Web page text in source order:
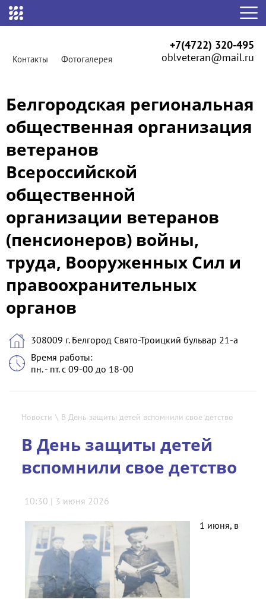
Контакты Фотогалерея
+7(4722) 320-495
oblveteran@mail.ru
Белгородская региональная
общественная организация
ветеранов
Всероссийской
общественной
организации ветеранов
(пенсионеров) войны,
труда, Вооруженных Сил и
правоохранительных
органов
308009 г. Белгород Свято-Троицкий бульвар 21-а
Время работы:
пн. - пт. с 09-00 до 18-00
Новости \ В День защиты детей вспомнили свое детство
В День защиты детей
вспомнили свое детство
10:30 | 3 июня 2026
1 июня, в